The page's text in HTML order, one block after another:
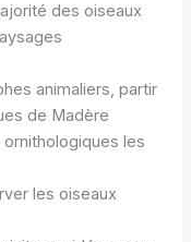
des oiseaux
animaliers, partir
de Madère
les
les oiseaux